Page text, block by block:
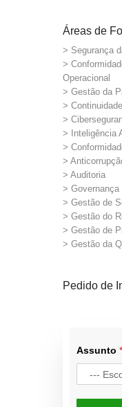
Áreas de
> Segurança
>
Operacional
> Gestão da
>
>
> Inteligência
>
>
> Auditoria
>
> Gestão de
> Gestão do
> Gestão de
> Gestão da
Pedido de
Assunto *
d